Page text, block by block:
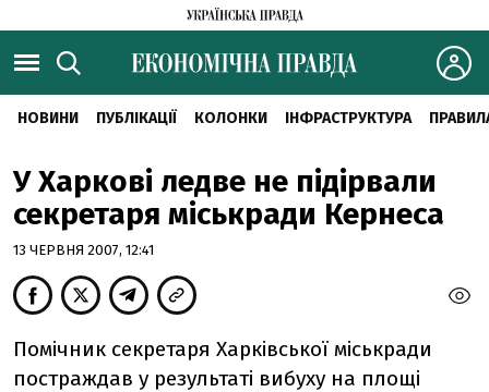
НОВИНИ ПУБЛІКАЦІЇ КОЛОНКИ ІНФРАСТРУКТУРА
У Харкові ледве не підірвали
секретаря міськради Кернеса
13 ЧЕРВНЯ 2007, 12:41
Помічник секретаря Харківської міськради
постраждав у результаті вибуху на площі